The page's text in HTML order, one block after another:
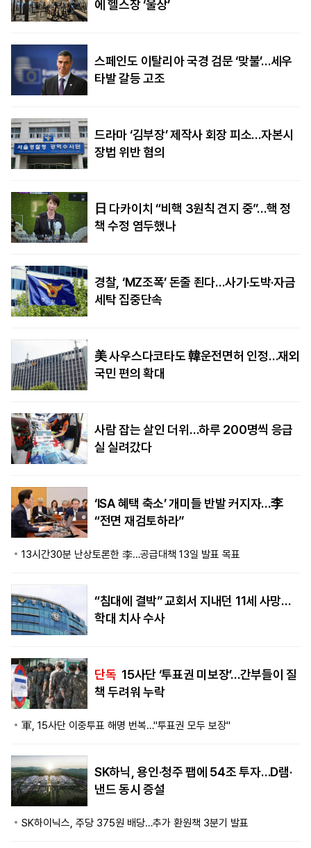
에 헬스장 ‘울상’
스페인도 이탈리아 국경 검문 ‘맞불’…세우
타발 갈등 고조
드라마 ‘김부장’ 제작사 회장 피소…자본시
장법 위반 혐의
日 다카이치 “비핵 3원칙 견지 중”…핵 정
책 수정 염두했나
경찰, ‘MZ조폭’ 돈줄 죈다…사기·도박·자금
세탁 집중단속
美 사우스다코타도 韓운전면허 인정…재외
국민 편의 확대
사람 잡는 살인 더위…하루 200명씩 응급
실 실려갔다
‘ISA 혜택 축소’ 개미들 반발 커지자…李
“전면 재검토하라”
13시간30분 난상토론한 李…공급대책 13일 발표 목표
“침대에 결박” 교회서 지내던 11세 사망…
학대 치사 수사
단독 15사단 ‘투표권 미보장’…간부들이 질
책 두려워 누락
軍, 15사단 이중투표 해명 번복…"투표권 모두 보장"
SK하닉, 용인·청주 팹에 54조 투자…D램·
낸드 동시 증설
SK하이닉스, 주당 375원 배당…추가 환원책 3분기 발표